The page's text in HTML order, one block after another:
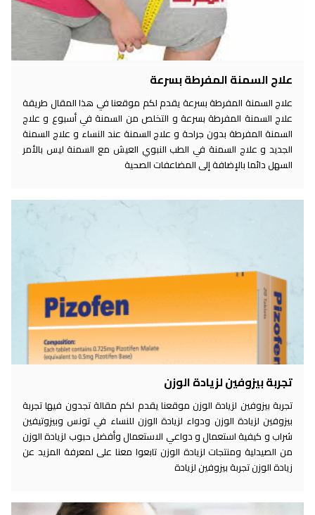
علاج السمنة المفرطة بسرعة
علاج السمنة المفرطة بسرعة يقدم لكم موقعنا في هذا المقال طريقة
علاج السمنة المفرطة بسرعة و التخلص من السمنة في أسبوع و علاج
السمنة المفرطة بدون جراحة و علاج السمنة عند النساء و علاج السمنة
الجديد و علاج السمنة في الطب النبوي العيش مع السمنة ليس بالأمر
السهل دائما بالإضافة إلى المضاعفات الصحية
تجربة بيزوفين لزيادة الوزن
تجربة بيزوفين لزيادة الوزن موقعنا يقدم لكم مقالة تجدون فيها تجربة
بيزوفين لزيادة الوزن ودواء لزيادة الوزن للنساء في تونس وبيزوتيفين
شراب و كيفية استعمال و دواعي الاستعمال وأفضل حبوب لزيادة الوزن
من الصيدلية ومنتجات لزيادة الوزن تابعوا معنا على لمعرفة المزيد عن
زيادة الوزن تجربة بيزوفين لزيادة